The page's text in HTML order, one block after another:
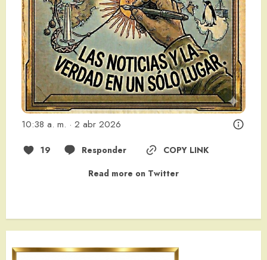
10:38 a. m. · 2 abr 2026
19 Responder
COPY LINK
Read more on Twitter